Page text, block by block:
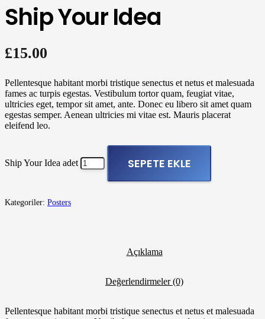
Ship Your Idea
£15.00
Pellentesque habitant morbi tristique senectus et netus et malesuada
fames ac turpis egestas. Vestibulum tortor quam, feugiat vitae,
ultricies eget, tempor sit amet, ante. Donec eu libero sit amet quam
egestas semper. Aenean ultricies mi vitae est. Mauris placerat
eleifend leo.
Ship Your Idea adet SEPETE EKLE
Kategoriler: Posters
Açıklama
Değerlendirmeler (0)
Pellentesque habitant morbi tristique senectus et netus et malesuada